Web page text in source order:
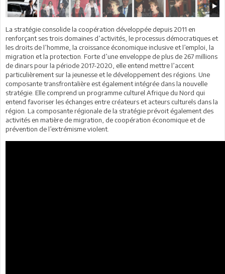
La stratégie consolide la coopération développée depuis 2011 en
renforçant ses trois domaines d’activités, le processus démocratiques et
les droits de l’homme, la croissance économique inclusive et l’emploi, la
migration et la protection. Forte d’une enveloppe de plus de 267 millions
de dinars pour la période 2017-2020, elle entend mettre l’accent
particulièrement sur la jeunesse et le développement des régions. Une
composante transfrontalière est également intégrée dans la nouvelle
stratégie. Elle comprend un programme culturel Afrique du Nord qui
entend favoriser les échanges entre créateurs et acteurs culturels dans la
région. La composante régionale de la stratégie prévoit également des
activités en matière de migration, de coopération économique et de
prévention de l’extrémisme violent.